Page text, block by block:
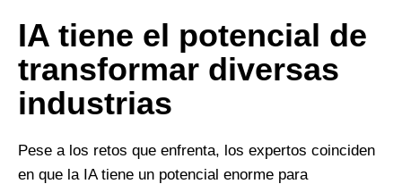
IA tiene el potencial de
transformar diversas
industrias
Pese a los retos que enfrenta, los expertos coinciden
en que la IA tiene un potencial enorme para